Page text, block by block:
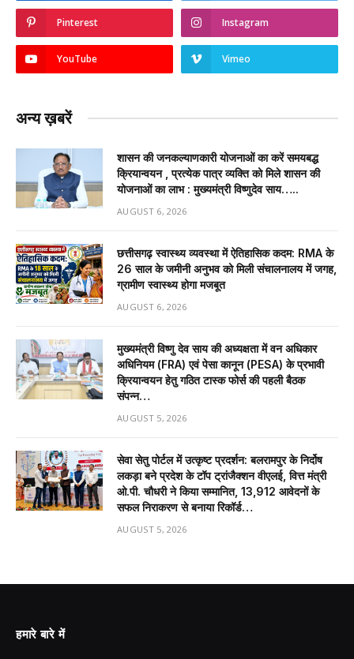
Pinterest Instagram
YouTube Vimeo
अन्य ख़बरें
शासन की जनकल्याणकारी योजनाओं का करें समयबद्ध
क्रियान्वयन , प्रत्येक पात्र व्यक्ति को मिले शासन की
योजनाओं का लाभ : मुख्यमंत्री विष्णुदेव साय…..
AUGUST 6, 2026
छत्तीसगढ़ स्वास्थ्य व्यवस्था में ऐतिहासिक कदम: RMA के
26 साल के जमीनी अनुभव को मिली संचालनालय में जगह,
ग्रामीण स्वास्थ्य होगा मजबूत
AUGUST 6, 2026
मुख्यमंत्री विष्णु देव साय की अध्यक्षता में वन अधिकार
अधिनियम (FRA) एवं पेसा कानून (PESA) के प्रभावी
क्रियान्वयन हेतु गठित टास्क फोर्स की पहली बैठक
संपन्न…
AUGUST 5, 2026
सेवा सेतु पोर्टल में उत्कृष्ट प्रदर्शन: बलरामपुर के निर्दोष
लकड़ा बने प्रदेश के टॉप ट्रांजैक्शन वीएलई, वित्त मंत्री
ओ.पी. चौधरी ने किया सम्मानित, 13,912 आवेदनों के
सफल निराकरण से बनाया रिकॉर्ड…
AUGUST 5, 2026
हमारे बारे में